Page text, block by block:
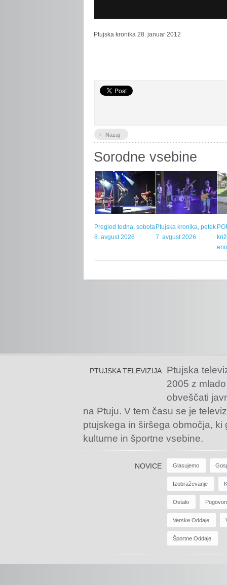
Ptujskakronika 28. januar 2012
‹ Nazaj
Sorodne vsebine
Pregled tedna, sobota
8. avgust 2026
Ptujska kronika, petek
7. avgust 2026
PTUJSKA TELEVIZIJA
Ptujska
2005 z
obveščati
na Ptuju. V tem času se je
ptujskega in širšega območja,
kulturne in športne vsebine.
NOVICE Glasujemo
Izobraževanje
Ostalo
Verske Oddaje
Športne Oddaje